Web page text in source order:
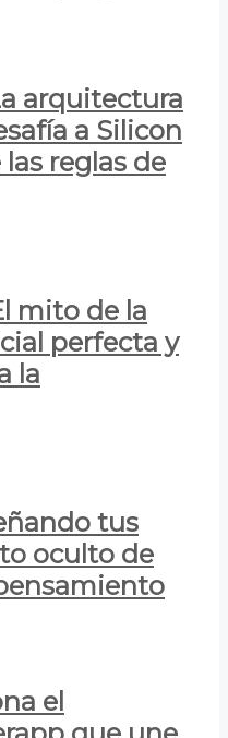
arquitectura
a Silicon
reglas de
mito de la
perfecta y
la
tus
oculto de
el